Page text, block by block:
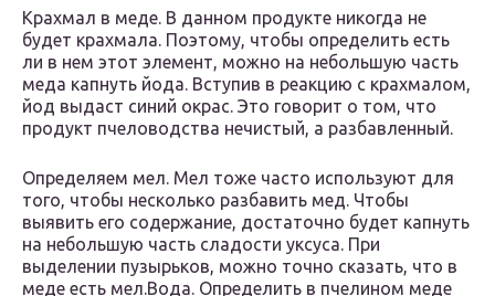
Крахмал в меде. В данном продукте никогда не
будет крахмала. Поэтому, чтобы определить есть
ли в нем этот элемент, можно на небольшую часть
меда капнуть йода. Вступив в реакцию с крахмалом,
йод выдаст синий окрас. Это говорит о том, что
продукт пчеловодства нечистый, а разбавленный.
Определяем мел. Мел тоже часто используют для
того, чтобы несколько разбавить мед. Чтобы
выявить его содержание, достаточно будет капнуть
на небольшую часть сладости уксуса. При
выделении пузырьков, можно точно сказать, что в
меде есть мел.Вода. Определить в пчелином меде